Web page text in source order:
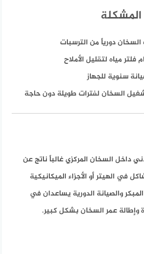
دورياً من الترسبات
فلتر مياه لتقليل الأملاح
سنوية للجهاز
السخان لفترات طويلة دون حاجة
داخل السخان المركزي غالباً ناتج عن
في الهيتر أو الأجزاء الميكانيكية
والصيانة الدورية يساعدان في
وإطالة عمر السخان بشكل كبير.